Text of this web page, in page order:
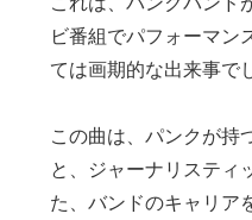
ビ番組でパフォーマン
ては画期的な出来事で
この曲は、パンクが持
と、ジャーナリスティ
た、バンドのキャリア